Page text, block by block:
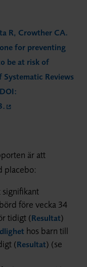
R, Crowther CA.
for preventing
be at risk of
Reviews
är att
placebo:
signifikant
före vecka 34
tidigt (Resultat)
hos barn till
(Resultat) (se